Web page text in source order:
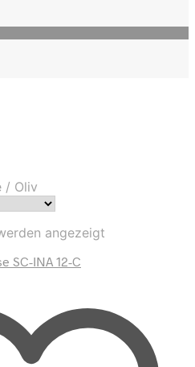
/ Oliv
angezeigt